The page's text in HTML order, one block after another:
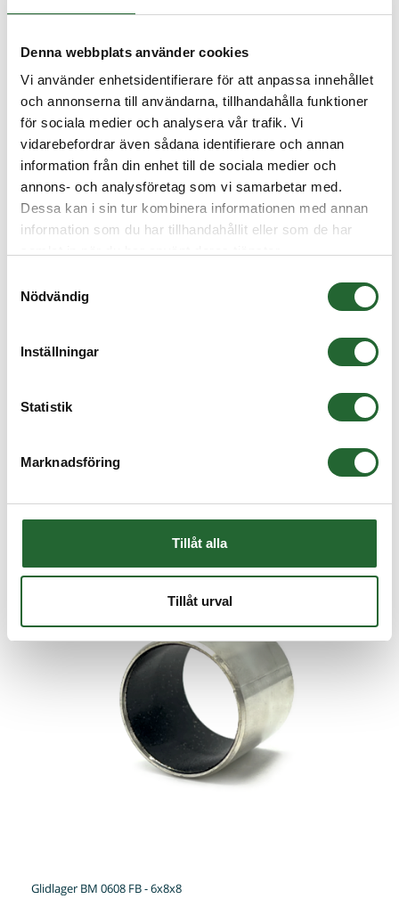
Denna webbplats använder cookies
Vi använder enhetsidentifierare för att anpassa innehållet
och annonserna till användarna, tillhandahålla funktioner
för sociala medier och analysera vår trafik. Vi
vidarebefordrar även sådana identifierare och annan
information från din enhet till de sociala medier och
annons- och analysföretag som vi samarbetar med.
Dessa kan i sin tur kombinera informationen med annan
information som du har tillhandahållit eller som de har
Nödvändig
Inställningar
Statistik
Marknadsföring
Tillåt alla
Tillåt urval
Stoppring Ø5 DIN705Förzinkat automatstål Innermått mm: 5 Yttermått
mm: 10 B...
Art nr. SR-5
Köp
Glidlager BM 0608 FB - 6x8x8